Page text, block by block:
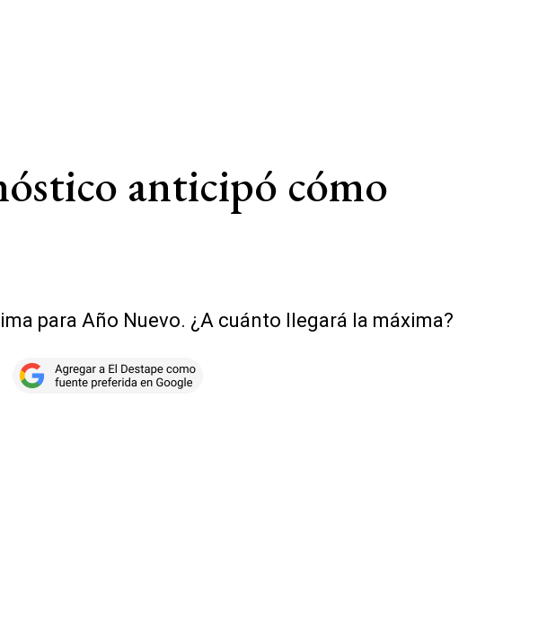
anticipó cómo
para Año Nuevo. ¿A cuánto llegará la máxima?